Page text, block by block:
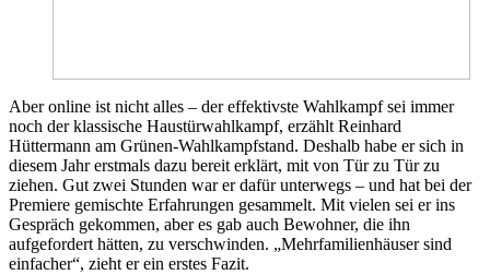
Aber online ist nicht alles – der effektivste Wahlkampf sei immer
noch der klassische Haustürwahlkampf, erzählt Reinhard
Hüttermann am Grünen-Wahlkampfstand. Deshalb habe er sich in
diesem Jahr erstmals dazu bereit erklärt, mit von Tür zu Tür zu
ziehen. Gut zwei Stunden war er dafür unterwegs – und hat bei der
Premiere gemischte Erfahrungen gesammelt. Mit vielen sei er ins
Gespräch gekommen, aber es gab auch Bewohner, die ihn
aufgefordert hätten, zu verschwinden. „Mehrfamilienhäuser sind
einfacher“, zieht er ein erstes Fazit.